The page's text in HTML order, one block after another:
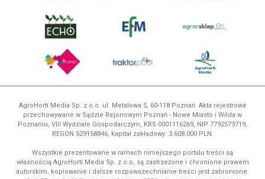
AgroHorti Media Sp. z o.o. ul. Metalowa 5, 60-118 Poznań. Akta rejestrowe
przechowywane w Sądzie Rejonowym Poznań - Nowe Miasto i Wilda w
Poznaniu, VIII Wydziale Gospodarczym, KRS 0001116269, NIP 7792573719,
REGON 529158846, kapitał zakładowy: 3.608.000 PLN.
Wszystkie prezentowane w ramach niniejszego portalu treści są
własnością AgroHorti Media Sp. z o.o, są zastrzeżone i chronione prawem
autorskim, kopiowanie i dalsze rozpowszechnianie treści jest zabronione.